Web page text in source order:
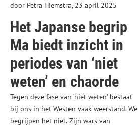
door Petra Hiemstra, 23 april 2025
Het Japanse begrip
Ma biedt inzicht in
periodes van ‘niet
weten’ en chaorde
Tegen deze fase van ‘niet weten’ bestaat
bij ons in het Westen vaak weerstand. We
begrijpen het niet. Zijn wars van